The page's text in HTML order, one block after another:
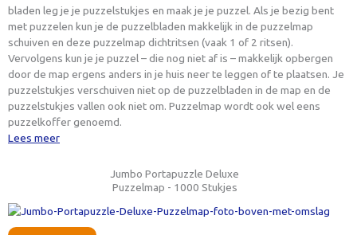
bladen leg je je puzzelstukjes en maak je je puzzel. Als je bezig bent
met puzzelen kun je de puzzelbladen makkelijk in de puzzelmap
schuiven en deze puzzelmap dichtritsen (vaak 1 of 2 ritsen).
Vervolgens kun je je puzzel – die nog niet af is – makkelijk opbergen
door de map ergens anders in je huis neer te leggen of te plaatsen. Je
puzzelstukjes verschuiven niet op de puzzelbladen in de map en de
puzzelstukjes vallen ook niet om. Puzzelmap wordt ook wel eens
puzzelkoffer genoemd.
Lees meer
Jumbo Portapuzzle Deluxe
Puzzelmap - 1000 Stukjes